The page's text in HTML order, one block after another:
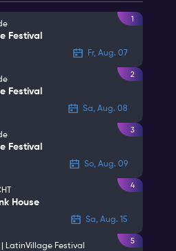
Festival
Fr, Aug. 07
1
Festival
Sa, Aug. 08
2
Festival
So, Aug. 09
3
House
Sa, Aug. 15
4
LatinVillage Festival
5